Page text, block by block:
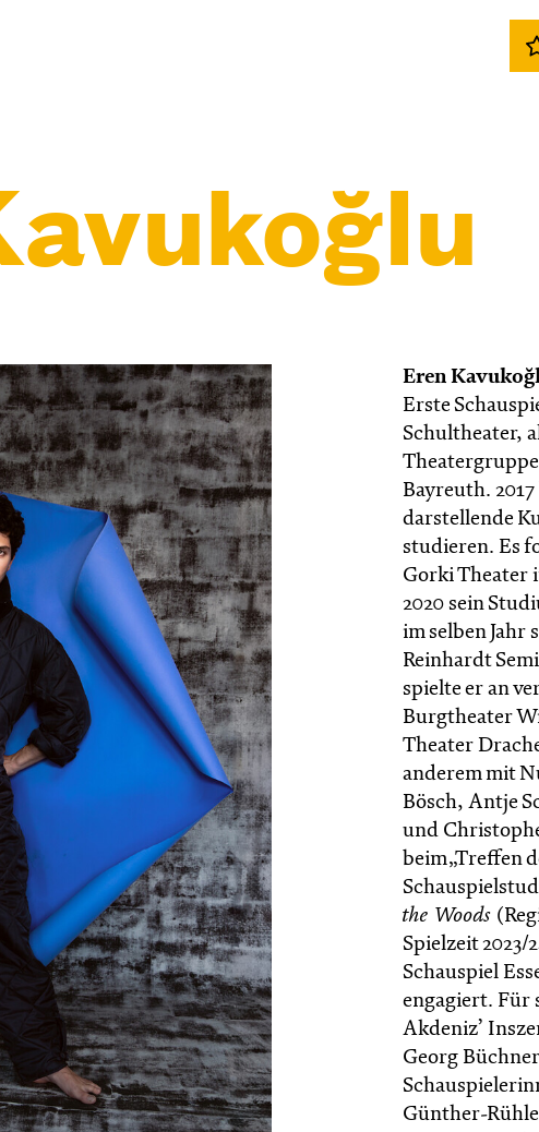
Eren
Erste
Schultheater,
Bayreuth.
darstellende
studieren. Es
Gorki Theater
2020 sein
im selben Jahr
Reinhardt
spielte er an
Burgtheater
Theater
anderem mit
Bösch, Antje
und
beim „Treffen
the Woods
Spielzeit 2023/
Schauspiel
engagiert. Für
Akdeniz’
Georg
Günther-